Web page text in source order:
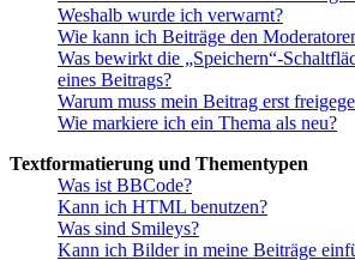
Weshalb wurde ich verwarnt?
Wie kann ich Beiträge den
Was bewirkt die „Speichern“-
eines Beitrags?
Warum muss mein Beitrag erst
Wie markiere ich ein Thema als neu?
Textformatierung und Thementypen
Was ist BBCode?
Kann ich HTML benutzen?
Was sind Smileys?
Kann ich Bilder in meine Beiträge